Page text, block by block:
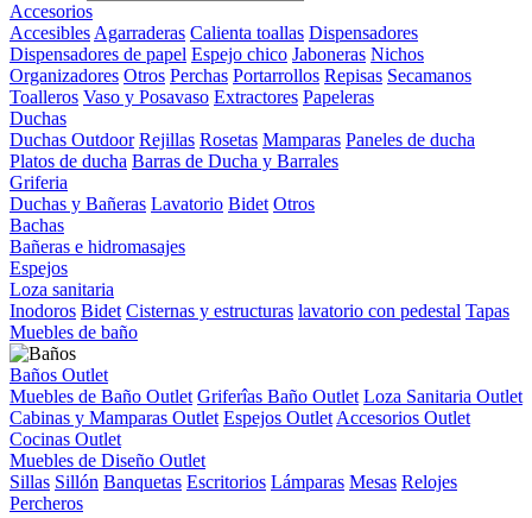
Accesorios
Accesibles Agarraderas Calienta toallas Dispensadores
Dispensadores de papel Espejo chico Jaboneras Nichos
Organizadores Otros Perchas Portarrollos Repisas Secamanos
Toalleros Vaso y Posavaso Extractores Papeleras
Duchas
Duchas Outdoor Rejillas Rosetas Mamparas Paneles de ducha
Platos de ducha Barras de Ducha y Barrales
Griferia
Duchas y Bañeras Lavatorio Bidet Otros
Bachas
Bañeras e hidromasajes
Espejos
Loza sanitaria
Inodoros Bidet Cisternas y estructuras lavatorio con pedestal Tapas
Muebles de baño
Baños Outlet
Muebles de Baño Outlet Griferîas Baño Outlet Loza Sanitaria Outlet
Cabinas y Mamparas Outlet Espejos Outlet Accesorios Outlet
Cocinas Outlet
Muebles de Diseño Outlet
Sillas Sillón Banquetas Escritorios Lámparas Mesas Relojes
Percheros